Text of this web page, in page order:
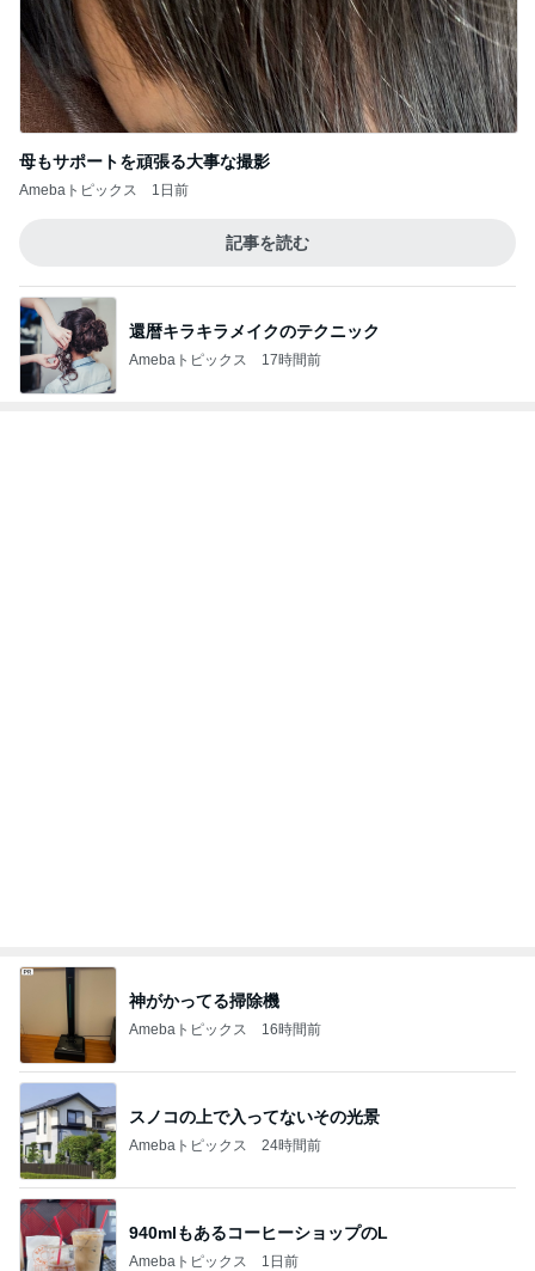
Amebaトピックス 17時間前
残り物で思いの外美味しくできたご飯
Amebaトピックス 1日前
築45年でも安心なハウスメーカーの家
Amebaトピックス 1日前